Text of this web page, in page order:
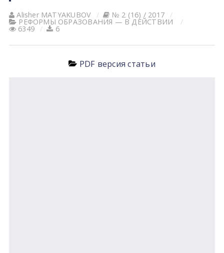
Alisher MATYAKUBOV № 2 (16) / 2017
РЕФОРМЫ ОБРАЗОВАНИЯ — В ДЕЙСТВИИ
6349 6
PDF версия статьи